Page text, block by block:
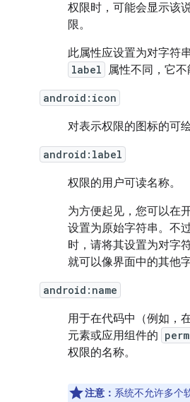
权限时，可能会显示该
限。
此属性应设置为对字符
label 属性不同，它不
android:icon
对表示权限的图标的可
android:label
权限的用户可读名称。
为方便起见，您可以在
设置为原始字符串。不
时，请将其设置为对字
就可以像界面中的其他
android:name
用于在代码中（例如，
元素或应用组件的
权限的名称。
注意： 系统不允许多个